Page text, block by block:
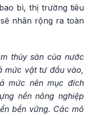
bì, thị trường tiêu
nhân rộng ra toàn
thủy sản của nước
mức vật tư đầu vào,
mức nên mục đích
nền nông nghiệp
bền vững. Các mô